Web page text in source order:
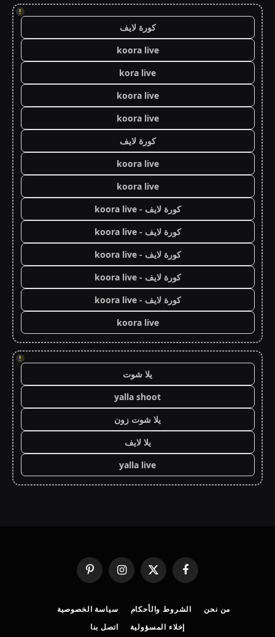
!
كورة لايف
koora live
kora live
koora live
koora live
كورة لايف
koora live
koora live
كورة لايف - koora live
كورة لايف - koora live
كورة لايف - koora live
كورة لايف - koora live
كورة لايف - koora live
koora live
!
يلا شوت
yalla shoot
يلا شوت زون
يلا لايف
yalla live
فيسبوك
X
(Twitter)
الانستغرامبينتيريست
من نحن الشروط والأحكام
سياسة الخصوصية
إخلاء المسؤولية
اتصل بنا